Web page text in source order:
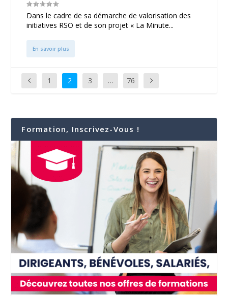
Dans le cadre de sa démarche de valorisation des
initiatives RSO et de son projet « La Minute...
En savoir plus
1 2 3 … 76
Formation, Inscrivez-Vous !